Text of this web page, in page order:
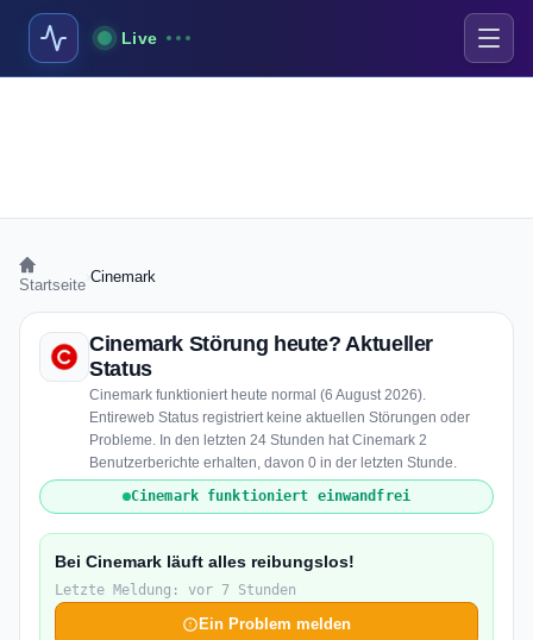
Live
Startseite Cinemark
Cinemark Störung heute? Aktueller
Status
Cinemark funktioniert heute normal (6 August 2026).
Entireweb Status registriert keine aktuellen Störungen oder
Probleme. In den letzten 24 Stunden hat Cinemark 2
Benutzerberichte erhalten, davon 0 in der letzten Stunde.
Cinemark funktioniert einwandfrei
Bei Cinemark läuft alles reibungslos!
Letzte Meldung: vor 7 Stunden
Ein Problem melden